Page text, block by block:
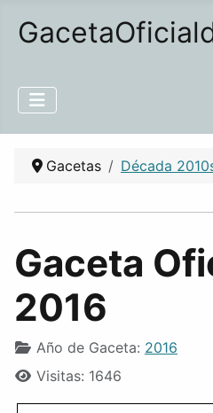
Gacetas Década
Gaceta
2016
Año de Gaceta: 2016
Visitas: 1646